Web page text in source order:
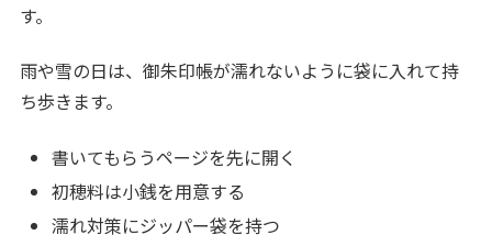
す。
雨や雪の日は、御朱印帳が濡れないように袋に入れて持
ち歩きます。
書いてもらうページを先に開く
初穂料は小銭を用意する
濡れ対策にジッパー袋を持つ